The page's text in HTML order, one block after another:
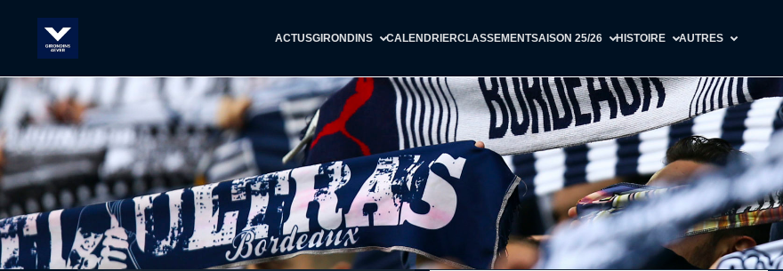
ACTUSGIRONDINS CALENDRIERCLASSEMENTSAISON 25/26 HISTOIRE AUTRES